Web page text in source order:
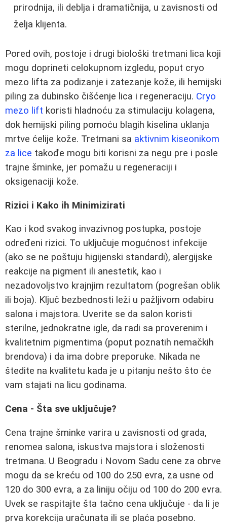
prirodnija, ili deblja i dramatičnija, u zavisnosti od
želja klijenta.
Pored ovih, postoje i drugi biološki tretmani lica koji
mogu doprineti celokupnom izgledu, poput cryo
mezo lifta za podizanje i zatezanje kože, ili hemijski
piling za dubinsko čišćenje lica i regeneraciju. Cryo
mezo lift koristi hladnoću za stimulaciju kolagena,
dok hemijski piling pomoću blagih kiselina uklanja
mrtve ćelije kože. Tretmani sa aktivnim kiseonikom
za lice takođe mogu biti korisni za negu pre i posle
trajne šminke, jer pomažu u regeneraciji i
oksigenaciji kože.
Rizici i Kako ih Minimizirati
Kao i kod svakog invazivnog postupka, postoje
određeni rizici. To uključuje mogućnost infekcije
(ako se ne poštuju higijenski standardi), alergijske
reakcije na pigment ili anestetik, kao i
nezadovoljstvo krajnjim rezultatom (pogrešan oblik
ili boja). Ključ bezbednosti leži u pažljivom odabiru
salona i majstora. Uverite se da salon koristi
sterilne, jednokratne igle, da radi sa proverenim i
kvalitetnim pigmentima (poput poznatih nemačkih
brendova) i da ima dobre preporuke. Nikada ne
štedite na kvalitetu kada je u pitanju nešto što će
vam stajati na licu godinama.
Cena - Šta sve uključuje?
Cena trajne šminke varira u zavisnosti od grada,
renomea salona, iskustva majstora i složenosti
tretmana. U Beogradu i Novom Sadu cene za obrve
mogu da se kreću od 100 do 250 evra, za usne od
120 do 300 evra, a za liniju očiju od 100 do 200 evra.
Uvek se raspitajte šta tačno cena uključuje - da li je
prva korekcija uračunata ili se plaća posebno.